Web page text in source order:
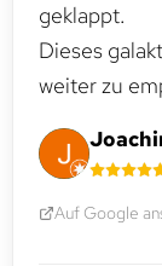
geklappt.
Dieses
weiter zu
Auf Google